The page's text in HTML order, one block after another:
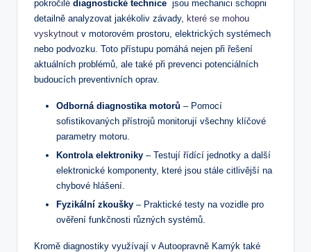
⁣pokročilé diagnostické ​technice ‌ jsou mechanici schopni
detailně analyzovat jakékoliv závady,⁢ které se mohou
vyskytnout v motorovém prostoru, elektrických systémech
nebo podvozku. Toto ‍přístupu pomáhá nejen⁣ při řešení
aktuálních problémů, ‍ale také při prevenci potenciálních⁤
budoucích preventivních oprav.
Odborná​ diagnostika⁣ motorů – Pomocí
sofistikovaných přístrojů​ monitorují všechny klíčové
parametry motoru.
Kontrola ​elektroniky – Testují řídící jednotky a další⁢
elektronické komponenty, které jsou stále citlivější na
chybové hlášení.
Fyzikální zkoušky – Praktické testy na vozidle pro⁢
ověření ⁣funkčnosti ⁢různých ‍systémů.
Kromě diagnostiky využívají v Autoopravně Kamýk⁤ také